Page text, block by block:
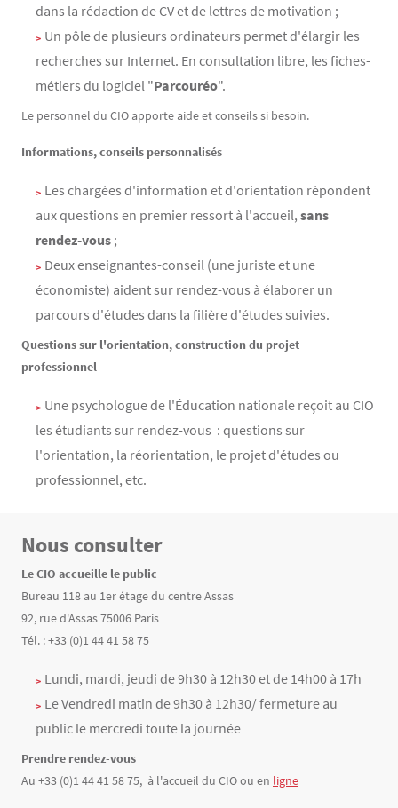
dans la rédaction de CV et de lettres de motivation ;
Un pôle de plusieurs ordinateurs permet d'élargir les
recherches sur Internet. En consultation libre, les fiches-
métiers du logiciel "Parcouréo".
Le personnel du CIO apporte aide et conseils si besoin.
Informations, conseils personnalisés
Les chargées d'information et d'orientation répondent
aux questions en premier ressort à l'accueil, sans
rendez-vous ;
Deux enseignantes-conseil (une juriste et une
économiste) aident sur rendez-vous à élaborer un
parcours d'études dans la filière d'études suivies.
Questions sur l'orientation, construction du projet
professionnel
Une psychologue de l'Éducation nationale reçoit au CIO
les étudiants sur rendez-vous : questions sur
l'orientation, la réorientation, le projet d'études ou
professionnel, etc.
Texte
Nous consulter
Le CIO accueille le public
Bureau 118 au 1er étage du centre Assas
92, rue d'Assas 75006 Paris
Tél. : +33 (0)1 44 41 58 75
Lundi, mardi, jeudi de 9h30 à 12h30 et de 14h00 à 17h
Le Vendredi matin de 9h30 à 12h30/ fermeture au
public le mercredi toute la journée
Prendre rendez-vous
Au +33 (0)1 44 41 58 75, à l'accueil du CIO ou en ligne